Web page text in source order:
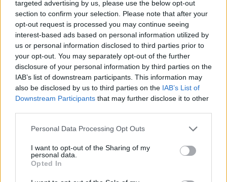
targeted advertising by us, please use the below opt-out
section to confirm your selection. Please note that after your
opt-out request is processed you may continue seeing
interest-based ads based on personal information utilized by
us or personal information disclosed to third parties prior to
your opt-out. You may separately opt-out of the further
disclosure of your personal information by third parties on the
IAB’s list of downstream participants. This information may
also be disclosed by us to third parties on the IAB’s List of
Downstream Participants that may further disclose it to other
Personal Data Processing Opt Outs
I want to opt-out of the Sharing of my
personal data.
Opted In
Per Lovati, "Alberto copriva gli altri assassini,
era una pedina. Lo hanno imbeccato di dire
questa bugia, che è una bugia che si
vede... Ha preso 16 anni di carcere, è meglio
che finire sottoterra anche lui, come la sua
fidanzata, secondo me", è la tesi ribadita più
Gianluca Zanella, e riceve le critiche di
venuta proprio la frase: mi rifiuto di accettare
il contraddittorio su questi elementi - attacca